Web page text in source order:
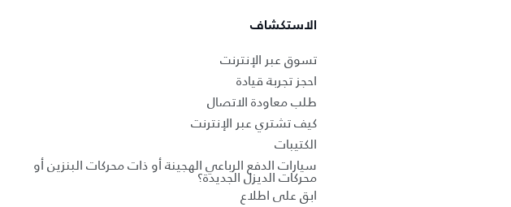
الاستكشاف
تسوق عبر الإنترنت
احجز تجربة قيادة
طلب معاودة الاتصال
كيف تشتري عبر الإنترنت
الكتيبات
سيارات الدفع الرباعي الهجينة أو ذات محركات البنزين أو
محركات الديزل الجديدة؟
ابق على اطلاع